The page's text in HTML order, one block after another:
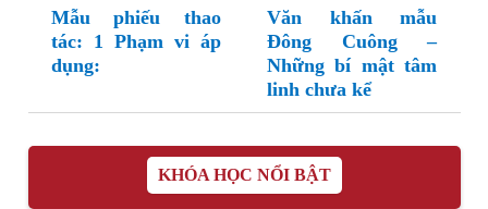
Mẫu phiếu thao
tác: 1 Phạm vi áp
dụng:
Văn khấn mẫu
Đông Cuông –
Những bí mật tâm
linh chưa kể
KHÓA HỌC NỔI BẬT